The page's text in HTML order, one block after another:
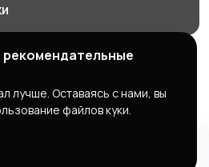
| Работа |
"ЦПК" ИНН 5609203278 ОГРН
рекомендательные
лучше. Оставаясь с нами, вы
файлов куки.